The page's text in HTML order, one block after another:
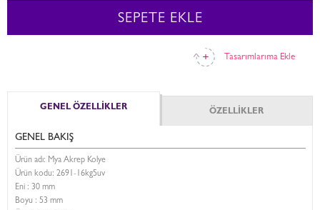
Tasarımlarıma Ekle
SEPETE EKLE
GENEL ÖZELLİKLER ÖZELLİKLER
GENEL BAKIŞ
Ürün adı: Mya Akrep Kolye
Ürün kodu: 2691-16kg5uv
Eni : 30 mm
Boyu : 53 mm